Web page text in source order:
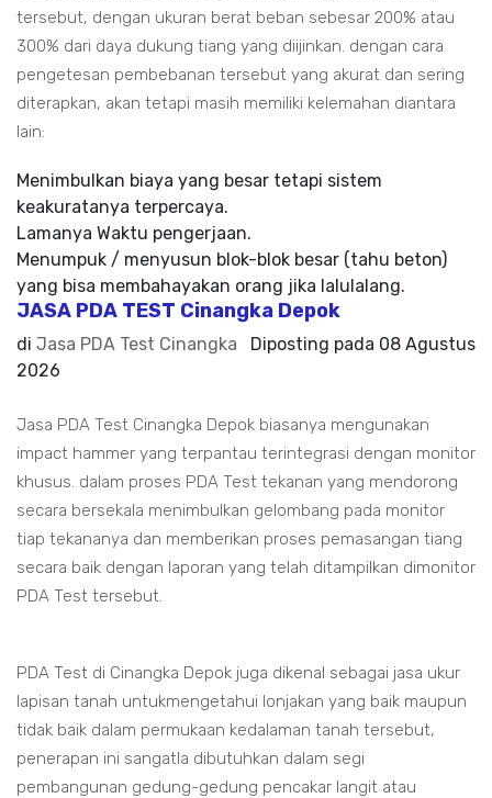
tersebut, dengan ukuran berat beban sebesar 200% atau
300% dari daya dukung tiang yang diijinkan. dengan cara
pengetesan pembebanan tersebut yang akurat dan sering
diterapkan, akan tetapi masih memiliki kelemahan diantara
lain:
Menimbulkan biaya yang besar tetapi sistem
keakuratanya terpercaya.
Lamanya Waktu pengerjaan.
Menumpuk / menyusun blok-blok besar (tahu beton)
yang bisa membahayakan orang jika lalulalang.
JASA PDA TEST Cinangka Depok
di Jasa PDA Test Cinangka Diposting pada 08 Agustus
2026
Jasa PDA Test Cinangka Depok biasanya mengunakan
impact hammer yang terpantau terintegrasi dengan monitor
khusus. dalam proses PDA Test tekanan yang mendorong
secara bersekala menimbulkan gelombang pada monitor
tiap tekananya dan memberikan proses pemasangan tiang
secara baik dengan laporan yang telah ditampilkan dimonitor
PDA Test tersebut.
PDA Test di Cinangka Depok juga dikenal sebagai jasa ukur
lapisan tanah untukmengetahui lonjakan yang baik maupun
tidak baik dalam permukaan kedalaman tanah tersebut,
penerapan ini sangatla dibutuhkan dalam segi
pembangunan gedung-gedung pencakar langit atau